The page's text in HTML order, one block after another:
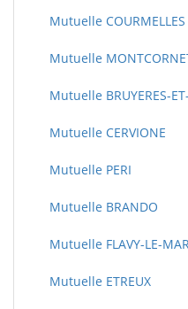
Mutuelle COURMELLES
Mutuelle
Mutuelle BRUYERES-
Mutuelle CERVIONE
Mutuelle PERI
Mutuelle BRANDO
Mutuelle FLAVY-LE-
Mutuelle ETREUX